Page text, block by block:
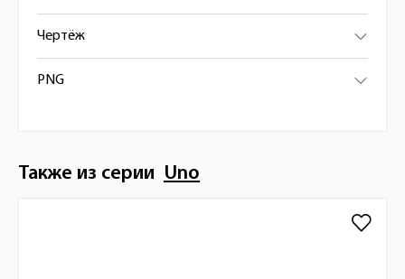
Чертёж
PNG
Также из серии Uno